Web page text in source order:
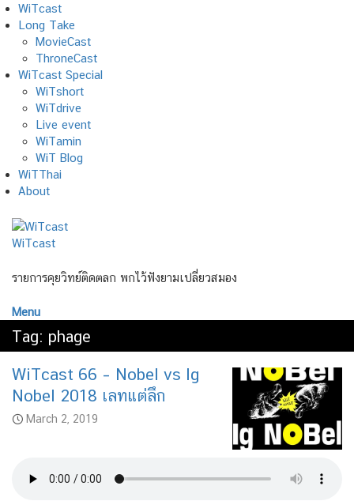
Skip
to
content
WiTcast
Long Take
MovieCast
ThroneCast
WiTcast Special
WiTshort
WiTdrive
Live event
WiTamin
WiT Blog
WiTThai
About
WiTcast
รายการคุยวิทย์ติดตลก พกไว้ฟังยามเปลี่ยวสมอง
Menu
Tag: phage
WiTcast 66 – Nobel vs Ig
Nobel 2018 เลทแต่ลึก
March 2, 2019